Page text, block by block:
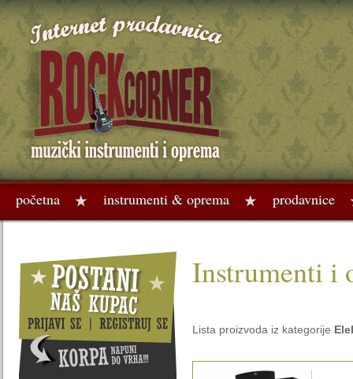
početna instrumenti & oprema prodavnice
Instrumenti i
Lista proizvoda iz kategorije